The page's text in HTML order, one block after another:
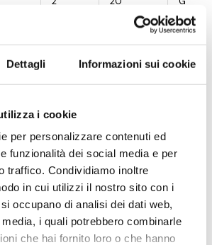
Dettagli Informazioni sui cookie
i cookie
per personalizzare contenuti ed
funzionalità dei social media e per
traffico. Condividiamo inoltre
in cui utilizzi il nostro sito con i
occupano di analisi dei dati web,
i quali potrebbero combinarle
che hai fornito loro o che hanno
G 1/2 M
20 G 3/8 M
2 20
2 20
2 20 G 1/2 M